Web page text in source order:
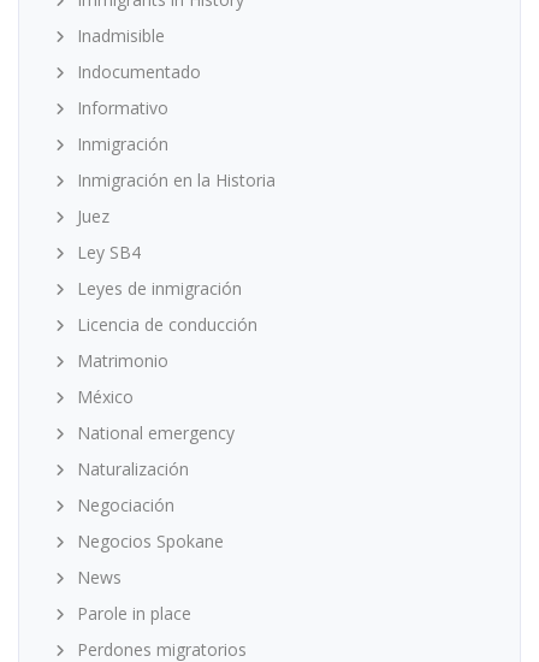
Inadmisible
Indocumentado
Informativo
Inmigración
Inmigración en la Historia
Juez
Ley SB4
Leyes de inmigración
Licencia de conducción
Matrimonio
México
National emergency
Naturalización
Negociación
Negocios Spokane
News
Parole in place
Perdones migratorios